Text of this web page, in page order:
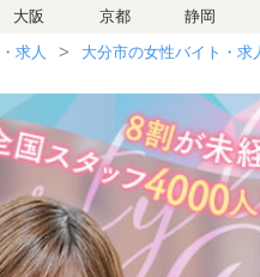
大阪 京都 静岡
求人 大分市の女性バイト・求